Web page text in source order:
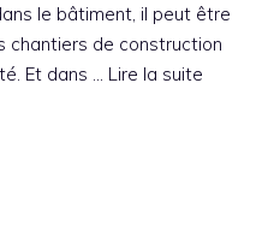
le bâtiment, il peut être
chantiers de construction
Et dans … Lire la suite